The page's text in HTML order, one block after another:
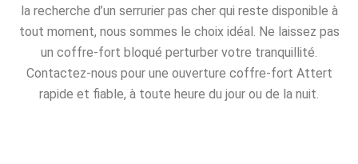
la recherche d’un serrurier pas cher qui reste disponible à
tout moment, nous sommes le choix idéal. Ne laissez pas
un coffre-fort bloqué perturber votre tranquillité.
Contactez-nous pour une ouverture coffre-fort Attert
rapide et fiable, à toute heure du jour ou de la nuit.